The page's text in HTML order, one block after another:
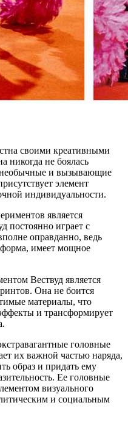
своими креативными
никогда не боялась
необычные и вызывающие
элемент
индивидуальности.
является
постоянно играет с
оправданно, ведь
имеет мощное
Вествуд является
Она не боится
материалы, что
и трансформирует
головные
их важной частью наряда,
образ и придать ему
Ее головные
визуального
и социальным